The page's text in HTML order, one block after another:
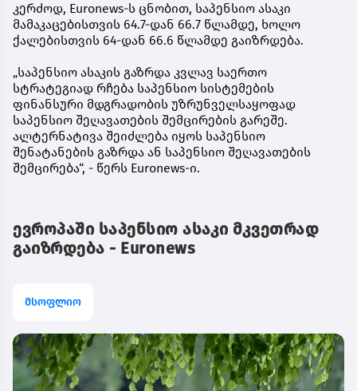
კერძოდ, Euronews-ს ცნობით, საპენსიო ასაკი
მამაკაცებისთვის 64.7-დან 66.7 წლამდე, ხოლო
ქალებისთვის 64-დან 66.6 წლამდე გაიზრდება.
„საპენსიო ასაკის გაზრდა კვლავ საერთო
სტრატეგიად რჩება საპენსიო სისტემების
ფინანსური მდგრადობის უზრუნველსაყოფად
საპენსიო შეღავათების შემცირების გარეშე.
ალტერნატივა შეიძლება იყოს საპენსიო
შენატანების გაზრდა ან საპენსიო შეღავათების
შემცირება“, - წერს Euronews-ი.
ევროპაში საპენსიო ასაკი მკვეთრად
გაიზრდება - Euronews
მსოფლიო